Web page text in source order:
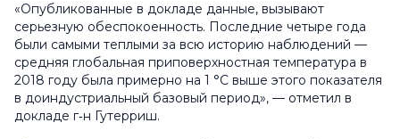
«Опубликованные в докладе данные, вызывают
серьезную обеспокоенность. Последние четыре года
были самыми теплыми за всю историю наблюдений —
средняя глобальная приповерхностная температура в
2018 году была примерно на 1 °C выше этого показателя
в доиндустриальный базовый период», — отметил в
докладе г‑н Гутерриш.